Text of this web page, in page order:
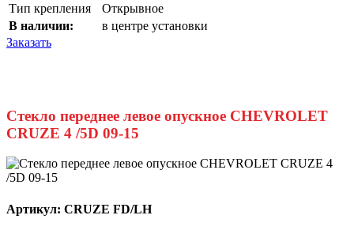
Тип крепления
Открывное
В наличии:
в центре установки
Заказать
Стекло переднее левое опускное CHEVROLET
CRUZE 4 /5D 09-15
Артикул: CRUZE FD/LH